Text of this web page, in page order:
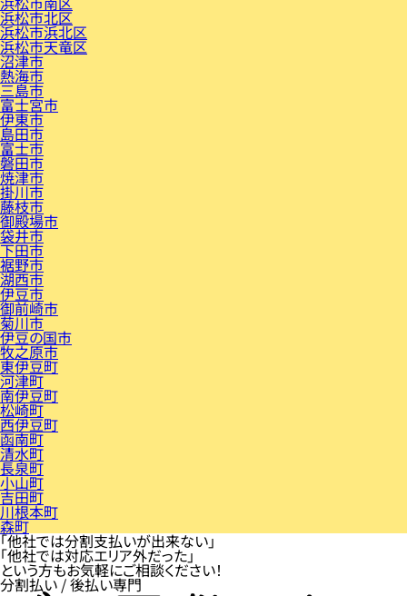
浜松市北区
浜松市浜北区
浜松市天竜区
沼津市
熱海市
三島市
富士宮市
伊東市
島田市
富士市
磐田市
焼津市
掛川市
藤枝市
御殿場市
袋井市
下田市
裾野市
湖西市
伊豆市
御前崎市
菊川市
伊豆の国市
牧之原市
東伊豆町
河津町
南伊豆町
松崎町
西伊豆町
函南町
清水町
長泉町
小山町
吉田町
川根本町
森町
「他社では分割支払いが出来ない」
「他社では対応エリア外だった」
という方もお気軽にご相談ください！
分割払い / 後払い専門